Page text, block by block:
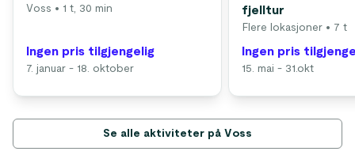
Voss • 1 t, 30 min
Ingen pris tilgjengelig
7. januar - 18. oktober
fjelltur
Flere lokasjoner • 7 t
Ingen pris
15. mai - 31.okt
Se alle aktiviteter på Voss